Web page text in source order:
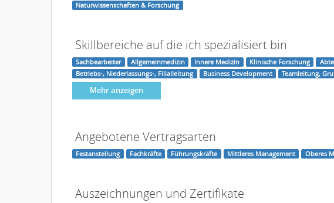
Naturwissenschaften & Forschung
Skillbereiche auf die ich spezialisiert bin
Sachbearbeiter Allgemeinmedizin Innere Medizin Klinische Forschung
Betriebs-, Niederlassungs-, Filialleitung
Business Development Teamleitung,
Mehr anzeigen
Angebotene Vertragsarten
Festanstellung Fachkräfte Führungskräfte Mittleres Management Oberes
Auszeichnungen und Zertifikate